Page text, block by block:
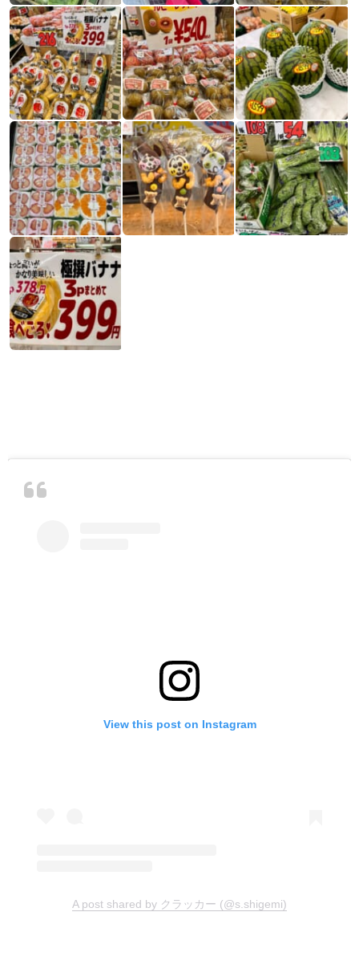
View this post on Instagram
A post shared by クラッカー (@s.shigemi)